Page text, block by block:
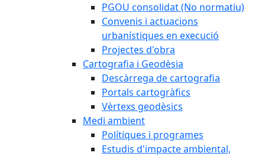
PGOU consolidat (No normatiu)
Convenis i actuacions
urbanístiques en execució
Projectes d'obra
Cartografia i Geodèsia
Descàrrega de cartografia
Portals cartogràfics
Vèrtexs geodèsics
Medi ambient
Polítiques i programes
Estudis d'impacte ambiental,